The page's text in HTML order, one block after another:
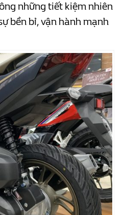
những tiết kiệm nhiên
bền bỉ, vận hành mạnh